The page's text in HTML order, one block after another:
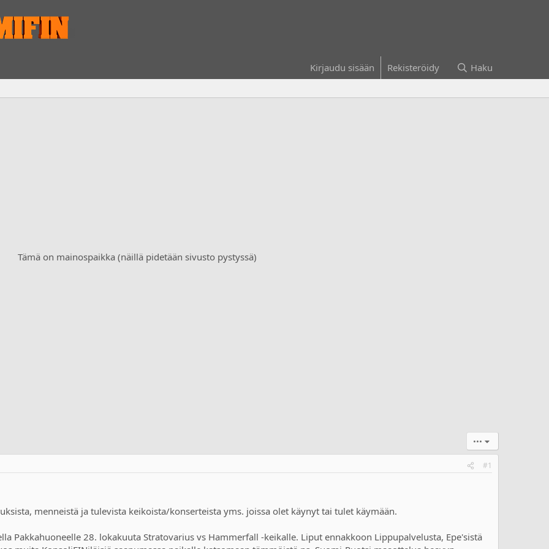
Kirjaudu sisään Rekisteröidy Haku
Tämä on mainospaikka (näillä pidetään sivusto pystyssä)
•••
#1
menneistä ja tulevista keikoista/konserteista yms. joissa olet käynyt tai tulet käymään.
Pakkahuoneelle 28. lokakuuta Stratovarius vs Hammerfall -keikalle. Liput ennakkoon Lippupalvelusta, Epe'sistä